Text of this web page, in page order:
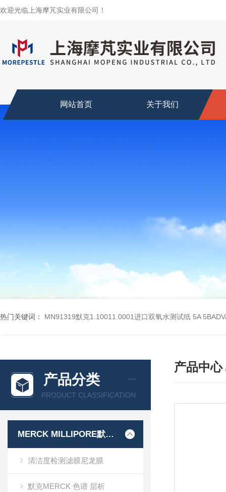
欢迎光临上海摩芃实业有限公司！
网站首页 关于我们
热门关键词： MN91319默克1.10011.0001进口双氧水测试纸 5A
产品分类
PRODUCT CLASSIFICATION
MERCK MILLIPORE默克密理博产品
清洁度检测滤膜尼龙膜
默克MERCK 色谱 层析
产品中心